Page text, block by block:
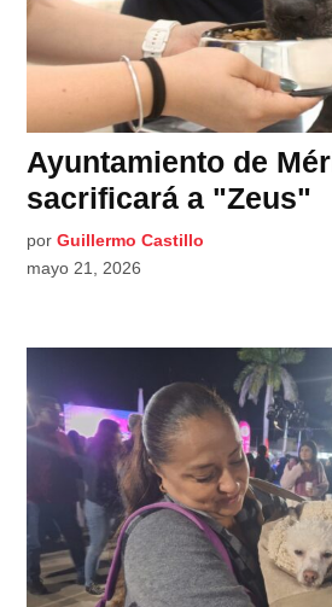
Ayuntamiento de
sacrificará a "Zeus"
por Guillermo Castillo
mayo 21, 2026